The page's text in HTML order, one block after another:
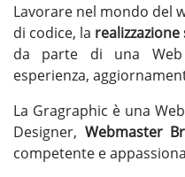
Lavorare nel mondo del
di codice, la
da parte di una Web
esperienza,
La Gragraphic è una
Designer, Webmaster
competente e